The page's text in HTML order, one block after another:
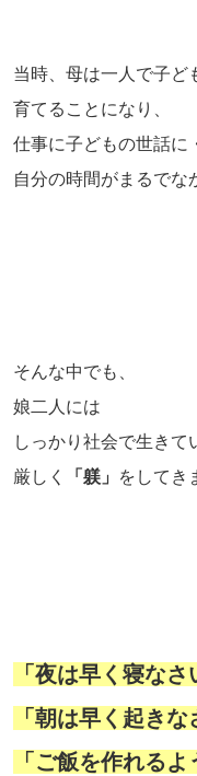
当時、母は一人で子ど
育てることになり、
仕事に子どもの世話に
自分の時間がまるでな
そんな中でも、
娘二人には
しっかり社会で生きて
厳しく
「躾」 をしてき
「夜は早く寝なさ
「朝は早く起きな
「ご飯を作れるよ